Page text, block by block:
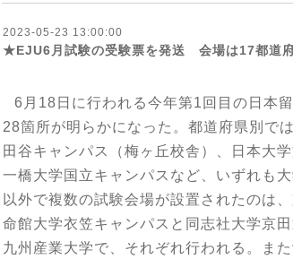
2023-05-23 13:00:00
★EJU6月試験の受験票を発送 会場は17都道
6 月 18 日に行われる今年第1 回目の日本
28箇所が明らかになった。都道府県別で
田谷キャンパス（梅ヶ丘校舎）、日本大
一橋大学国立キャンパスなど、いずれも
以外で複数の試験会場が設置されたのは
命館大学衣笠キャンパスと同志社大学京
九州産業大学で、それぞれ行われる。ま